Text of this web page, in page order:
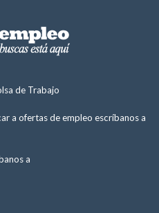
de Trabajo
a ofertas de empleo escríbanos a
a